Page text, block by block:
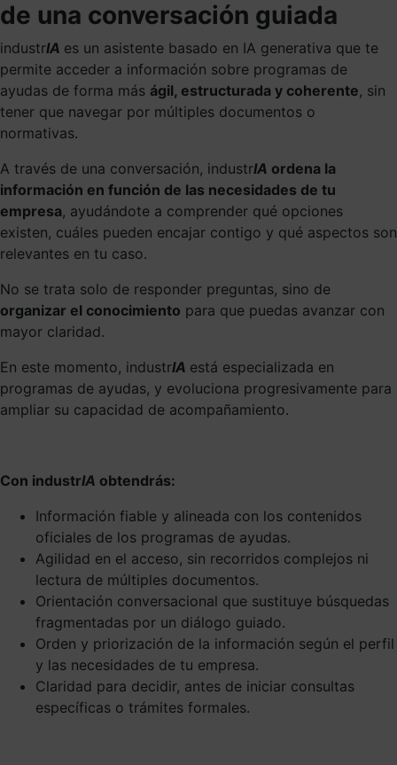
de una conversación guiada
industrIA es un asistente basado en IA generativa que te
permite acceder a información sobre programas de
ayudas de forma más ágil, estructurada y coherente, sin
tener que navegar por múltiples documentos o
normativas.
A través de una conversación, industrIA ordena la
información en función de las necesidades de tu
empresa, ayudándote a comprender qué opciones
existen, cuáles pueden encajar contigo y qué aspectos son
relevantes en tu caso.
No se trata solo de responder preguntas, sino de
organizar el conocimiento para que puedas avanzar con
mayor claridad.
En este momento, industrIA está especializada en
programas de ayudas, y evoluciona progresivamente para
ampliar su capacidad de acompañamiento.
Con industrIA obtendrás:
Información fiable y alineada con los contenidos
oficiales de los programas de ayudas.
Agilidad en el acceso, sin recorridos complejos ni
lectura de múltiples documentos.
Orientación conversacional que sustituye búsquedas
fragmentadas por un diálogo guiado.
Orden y priorización de la información según el perfil
y las necesidades de tu empresa.
Claridad para decidir, antes de iniciar consultas
específicas o trámites formales.